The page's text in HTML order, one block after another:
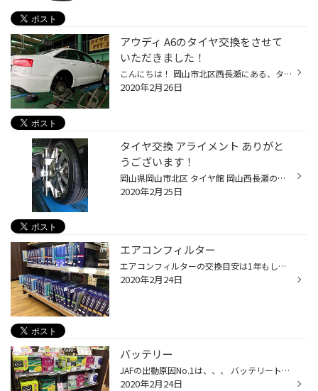
アウディ A6のタイヤ交換をさせて
いただきました！
こんにちは！ 岡山市北区西長瀬にある、タイヤ館岡山西長瀬の萩原です。 今回はAUDI A6のタイヤ交換をさせていただきました！ タイヤサイズは255/35R20！！ 選択肢が少ない中でご相談させていただき、 ブリヂストン ポテンザのS007をお取り付けさせていただきました！ もちろん輸入車でもアライメン...
2020年2月26日
タイヤ交換 アライメント ありがと
うございます！
岡山県岡山市北区 タイヤ館 岡山西長瀬の神崎です！！！ マツダ車 プレマシー CWEFW のタイヤ交換とアライメント作業行いました！！！ タイヤは今月新登場したプレイズPX-RVⅡ！！！ 疲れにくいに加えて、ウェット性能 ライフ性能を追加！！ アライメント作業は、藤田スタッフ！！！ 前後ろ二箇所ず...
2020年2月25日
エアコンフィルター
エアコンフィルターの交換目安は1年もしくは1万キロ走行後です。 菌、カビの繁殖を抑制し、花粉の侵入をブロック！ イヤなにおいを強力消臭してくれる、 「BOSCH アエリストエコ」置いてます。 快適にドライブをする為に、空気からスッキリさせませんか？（＾Ｏ＾）
2020年2月24日
バッテリー
JAFの出動原因No.1は、、、 バッテリートラブルなんです！ 最近のバッテリーは性能が良く、急にエンジンがかからない(；ω；) なんてことが増えているんです。 バッテリーも在庫で置いてます！ アイドリングストップ車用のバッテリーもございます。 点検は無料ですので、気軽にお申し付け下さい☆
2020年2月24日